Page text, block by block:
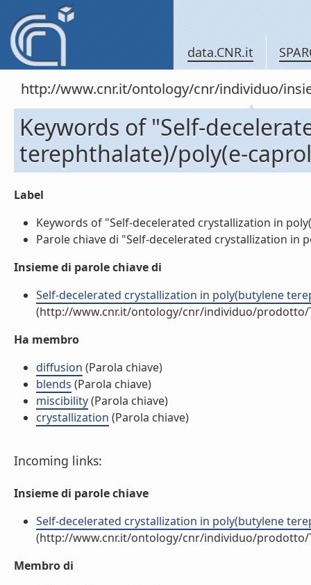
data.CNR.it
http://www.cnr.it/ontology/cnr/individuo/
Keywords of "Self-
terephthalate)/poly(e-
Label
Keywords of "Self-decelerated crystallization in
Parole chiave di "Self-decelerated crystallization
Insieme di parole chiave di
Self-decelerated crystallization in poly(butylene
(http://www.cnr.it/ontology/cnr/individuo/prodotto/
Ha membro
diffusion (Parola chiave)
blends (Parola chiave)
miscibility(Parola chiave)
crystallization (Parola chiave)
Incoming links:
Insieme di parole chiave
Self-decelerated crystallization in poly(butylene
(http://www.cnr.it/ontology/cnr/individuo/prodotto/
Membro di